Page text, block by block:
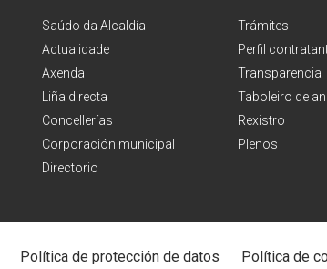
Saúdo da Alcaldía
Actualidade
Axenda
Liña directa
Concellerías
Corporación municipal
Directorio
Trámites
Perfil
Transparencia
Taboleiro de
Rexistro
Plenos
Política de protección de datos Política de